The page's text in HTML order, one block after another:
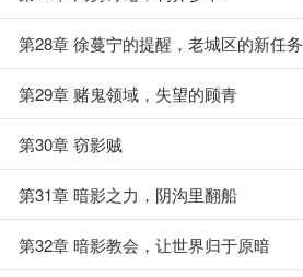
第28章 徐蔓宁的提醒，老城区的新任务
第29章 赌鬼领域，失望的顾青
第30章 窃影贼
第31章 暗影之力，阴沟里翻船
第32章 暗影教会，让世界归于原暗